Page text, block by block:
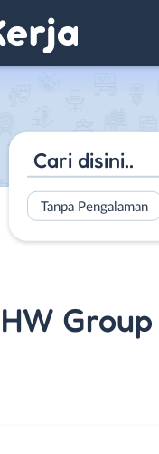
Tanpa Pengalaman
HW Group